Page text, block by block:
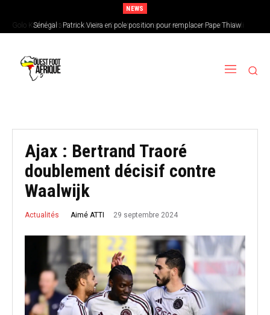
NEWS
Sénégal : Patrick Vieira en pole position pour remplacer Pape Thiaw
Ajax : Bertrand Traoré
doublement décisif contre
Waalwijk
Actualités Aimé ATTI 29 septembre 2024